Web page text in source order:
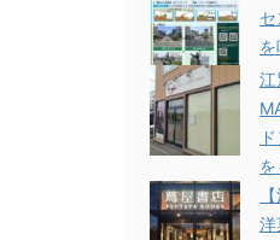
江
洋